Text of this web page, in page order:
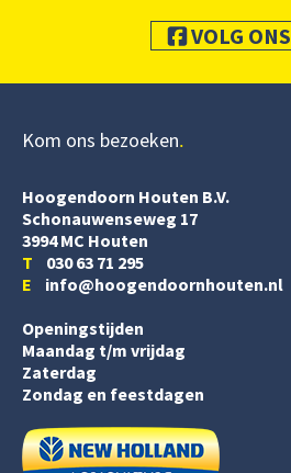
VOLG ONS
Kom ons bezoeken
Hoogendoorn Houten B.V.
Schonauwenseweg 17
3994 MC Houten
T 030 63 71 295
E info@hoogendoornhouten.nl
Openingstijden
Maandag t/m vrijdag
Zaterdag
Zondag en feestdagen